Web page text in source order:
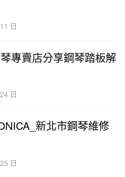
日
專賣店分享鋼琴踏板解
日
新北市鋼琴維修
日